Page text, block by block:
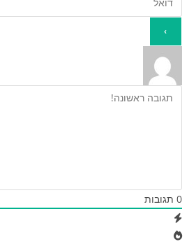
0 תגובות